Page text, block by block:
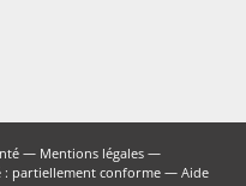
— Mentions légales —
: partiellement conforme— Aide